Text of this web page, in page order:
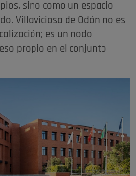
sino como un espacio
Villaviciosa de Odón no es
es un nodo
propio en el conjunto